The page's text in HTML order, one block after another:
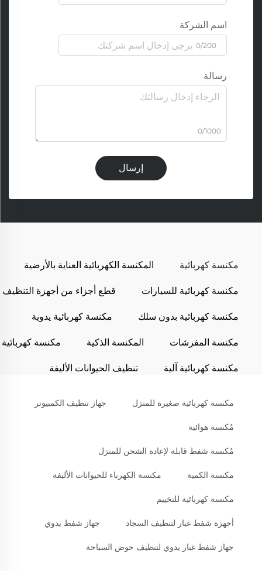
اسم الشركة
0/200
رسالة
0/1000
إرسال
مكنسة كهربائية
المكنسة الكهربائية العناية بالأرضية
مكنسة كهربائية للسيارات
قطع أجزاء من أجهزة التنظيف
مكنسة كهربائية بدون سلك
مكنسة كهربائية يدوية
مكنسة المفرشات
المكنسة الذكية
مكنسة كهربائية
مكنسة كهربائية آلية
تنظيف الحيوانات الأليفة
مكنسة كهربائية صغيرة للمنزل جهاز تنظيف الكمبيوتر
مُكنسة هوائية
مُكنسة شفط قابلة لإعادة الشحن للمنزل
مكنسة الكمية مكنسة الكهرباء للحيوانات الأليفة
مكنسة كهربائية للتخييم
أجهزة شفط غبار لتنظيف السجاد جهاز شفط يدوي
جهاز شفط غبار يدوي لتنظيف حوض السباحة